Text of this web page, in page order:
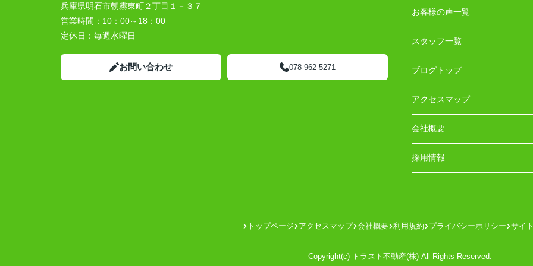
兵庫県明石市朝霧東町２丁目１－３７
営業時間： 10：00～18：00
定休日： 毎週水曜日
お問い合わせ 078-962-5271
お客様の声一覧
スタッフ一覧
ブログトップ
アクセスマップ
会社概要
採用情報
トップページ アクセスマップ 会社概要 利用規約 プライバシーポリシー サイ
Copyright(c) トラスト不動産(株) All Rights Reserved.